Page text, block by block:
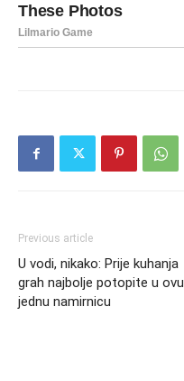
Previous article
U vodi, nikako: Prije kuhanja
grah najbolje potopite u ovu
jednu namirnicu